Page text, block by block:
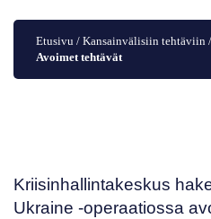
Etusivu / Kansainvälisiin tehtäviin /
Avoimet tehtävät
Kriisinhallintakeskus
Ukraine -operaatiossa